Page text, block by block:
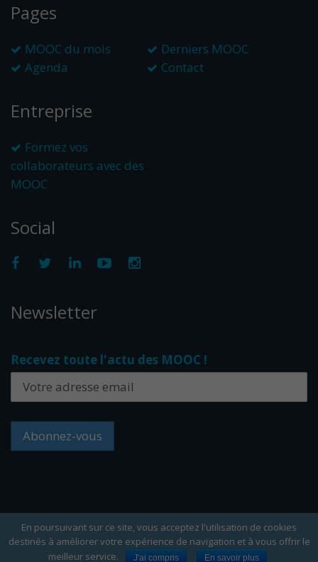
Pages
MOOC du mois
Derniers MOOC
Agenda
Contact
Entreprise
Formez vos
collaborateurs avec des
MOOC
Social
Newsletter
Recevez toute l'actu des MOOC !
Copyright Edflex © 2024 -Editorial-CGU-Cookies
En poursuivant sur ce site, vous acceptez l'utilisation de cookies
destinés à améliorer votre expérience de navigation et à vous offrir le
meilleur service.
J'ai compris En savoir plus